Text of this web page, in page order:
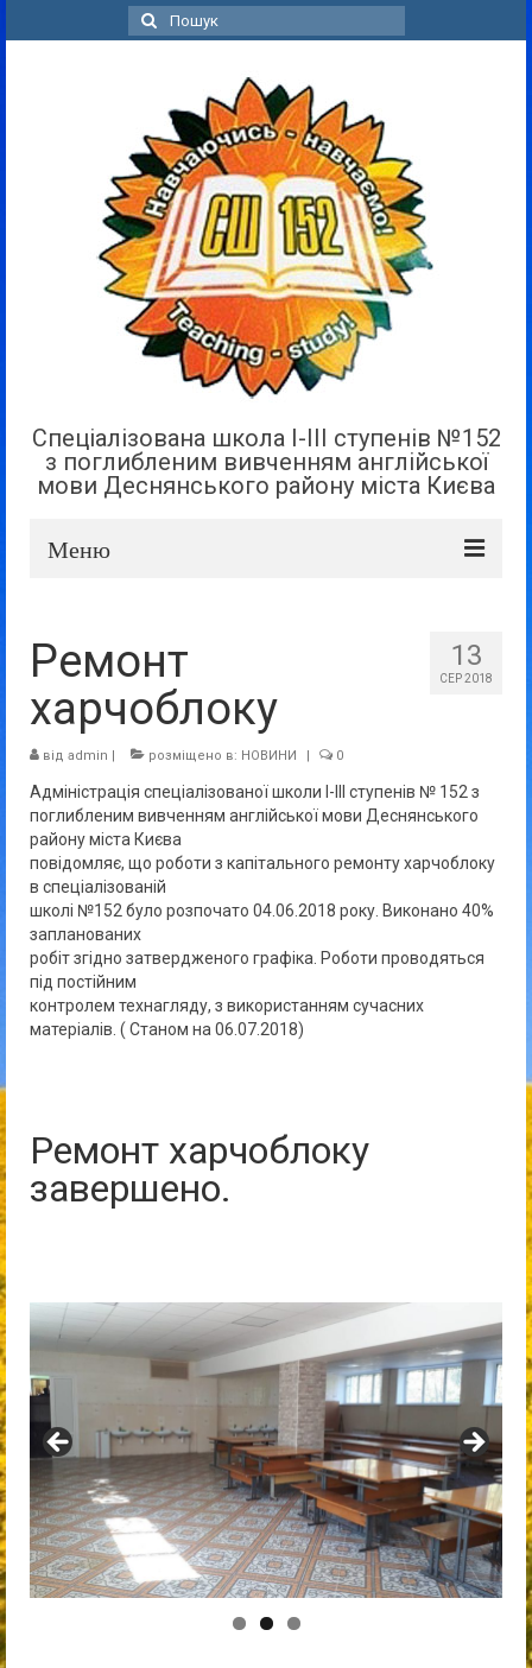
Пошук
для:
Спеціалізована школа І-ІІІ ступенів №152
з поглибленим вивченням англійської
мови Деснянського району міста Києва
Меню
Дошка оголошень
Батькам та учням
Прозорість та відкритість
13
СЕР 2018
Ремонт
харчоблоку
від admin | розміщено в: НОВИНИ | 0
Адміністрація спеціалізованої школи І-ІІІ ступенів № 152 з
поглибленим вивченням англійської мови Деснянського
району міста Києва
повідомляє, що роботи з капітального ремонту харчоблоку
в спеціалізованій
школі №152 було розпочато 04.06.2018 року. Виконано 40%
запланованих
робіт згідно затвердженого графіка. Роботи проводяться
під постійним
контролем технагляду, з використанням сучасних
матеріалів. ( Станом на 06.07.2018)
Ремонт харчоблоку
завершено.